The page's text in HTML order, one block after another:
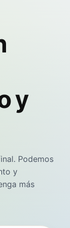
y
Podemos
y
más